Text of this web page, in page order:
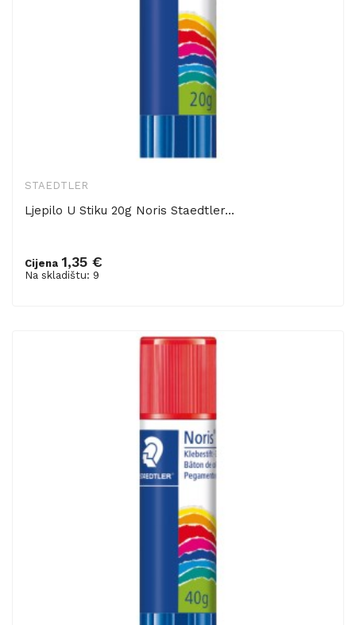
STAEDTLER
Ljepilo U Stiku 20g Noris Staedtler...
Cijena 1,35 €
Na skladištu: 9
Dodaj u košaricu